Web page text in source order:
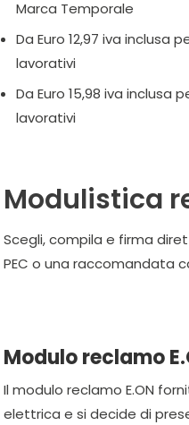
Marca Temporale
Da Euro 12,97 iva
lavorativi
Da Euro 15,98 iva
lavorativi
Modulistica
Scegli, compila e firma
PEC o una raccomandata
Modulo reclamo
Il modulo reclamo E.ON
elettrica e si decide di